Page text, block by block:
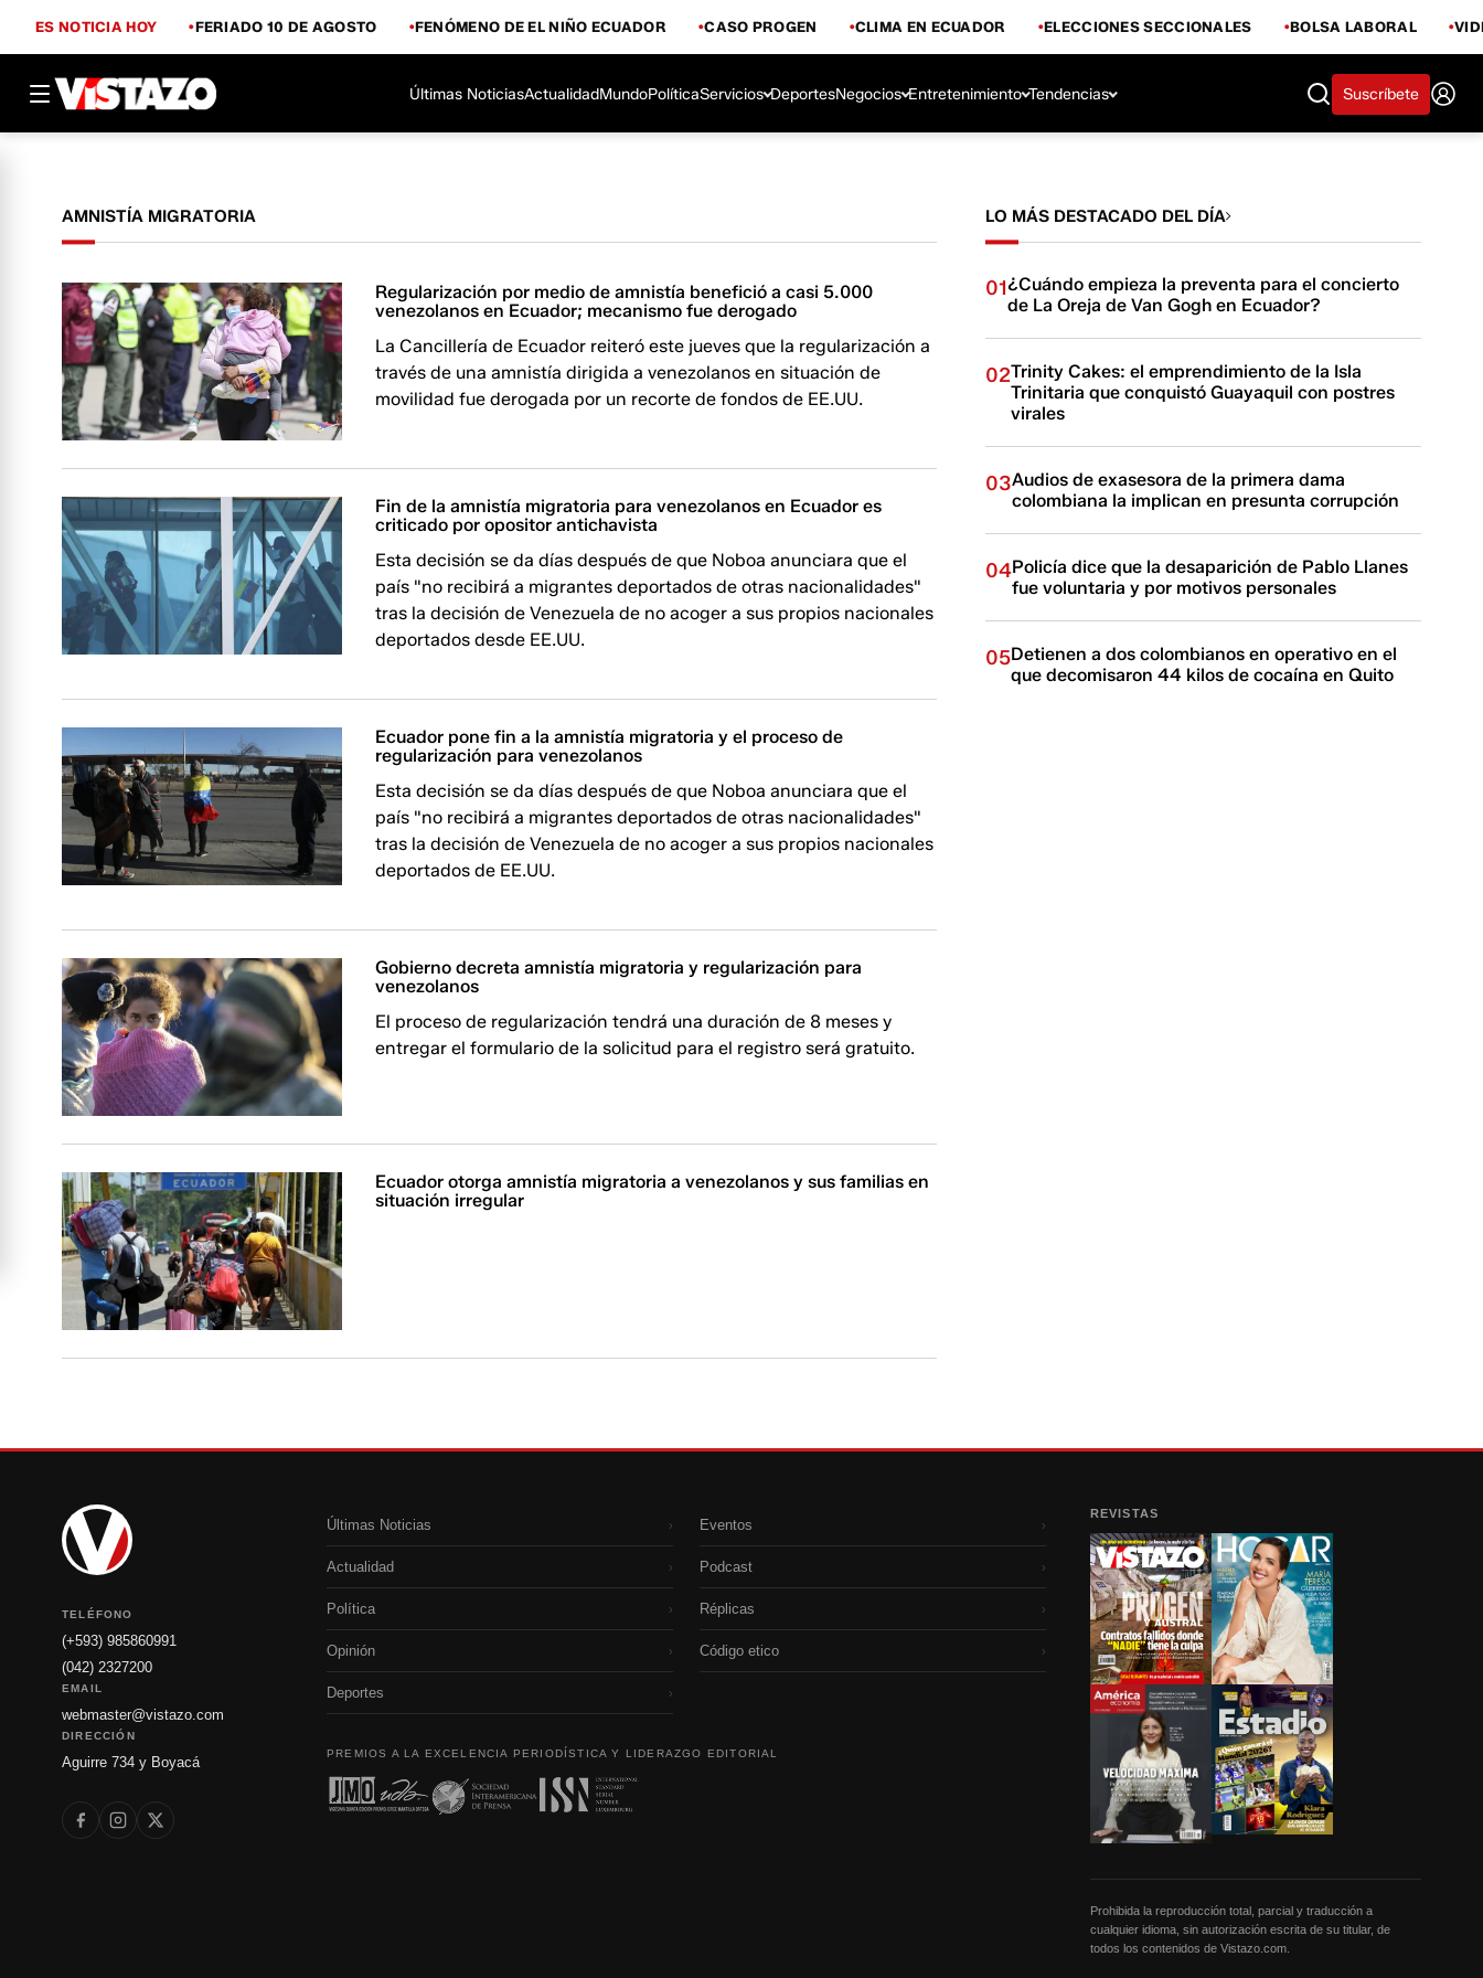
ES NOTICIA HOY FERIADO 10 DE AGOSTO FENÓMENO DE EL NIÑO ECUADOR CASO PROGEN CLIMA EN ECUADOR ELECCIONES SECCIONALES BOLSA LABORAL
Últimas NoticiasActualidadMundoPolíticaServicios DeportesNegocios Entretenimiento Tendencias Suscríbete
AMNISTÍA MIGRATORIA
Regularización por medio de amnistía benefició a casi 5.000
venezolanos en Ecuador; mecanismo fue derogado
La Cancillería de Ecuador reiteró este jueves que la regularización a
través de una amnistía dirigida a venezolanos en situación de
movilidad fue derogada por un recorte de fondos de EE.UU.
Fin de la amnistía migratoria para venezolanos en Ecuador es
criticado por opositor antichavista
Esta decisión se da días después de que Noboa anunciara que el
país "no recibirá a migrantes deportados de otras nacionalidades"
tras la decisión de Venezuela de no acoger a sus propios nacionales
deportados desde EE.UU.
Ecuador pone fin a la amnistía migratoria y el proceso de
regularización para venezolanos
Esta decisión se da días después de que Noboa anunciara que el
país "no recibirá a migrantes deportados de otras nacionalidades"
tras la decisión de Venezuela de no acoger a sus propios nacionales
deportados de EE.UU.
Gobierno decreta amnistía migratoria y regularización para
venezolanos
El proceso de regularización tendrá una duración de 8 meses y
entregar el formulario de la solicitud para el registro será gratuito.
Ecuador otorga amnistía migratoria a venezolanos y sus familias en
situación irregular
LO MÁS DESTACADO DEL DÍA
01¿Cuándo empieza la preventa para el concierto
de La Oreja de Van Gogh en Ecuador?
02Trinity Cakes: el emprendimiento de la Isla
Trinitaria que conquistó Guayaquil con postres
virales
03Audios de exasesora de la primera dama
colombiana la implican en presunta corrupción
04Policía dice que la desaparición de Pablo Llanes
fue voluntaria y por motivos personales
05Detienen a dos colombianos en operativo en el
que decomisaron 44 kilos de cocaína en Quito
TELÉFONO
(+593) 985860991
(042) 2327200
EMAIL
webmaster@vistazo.com
DIRECCIÓN
Aguirre 734 y Boyacá
Últimas Noticias ›
Actualidad ›
Política ›
Opinión ›
Deportes ›
Eventos ›
Podcast ›
Réplicas ›
Código etico ›
PREMIOS A LA EXCELENCIA PERIODÍSTICA Y LIDERAZGO EDITORIAL
REVISTAS
Prohibida la reproducción total, parcial y traducción a
cualquier idioma, sin autorización escrita de su titular, de
todos los contenidos de Vistazo.com.